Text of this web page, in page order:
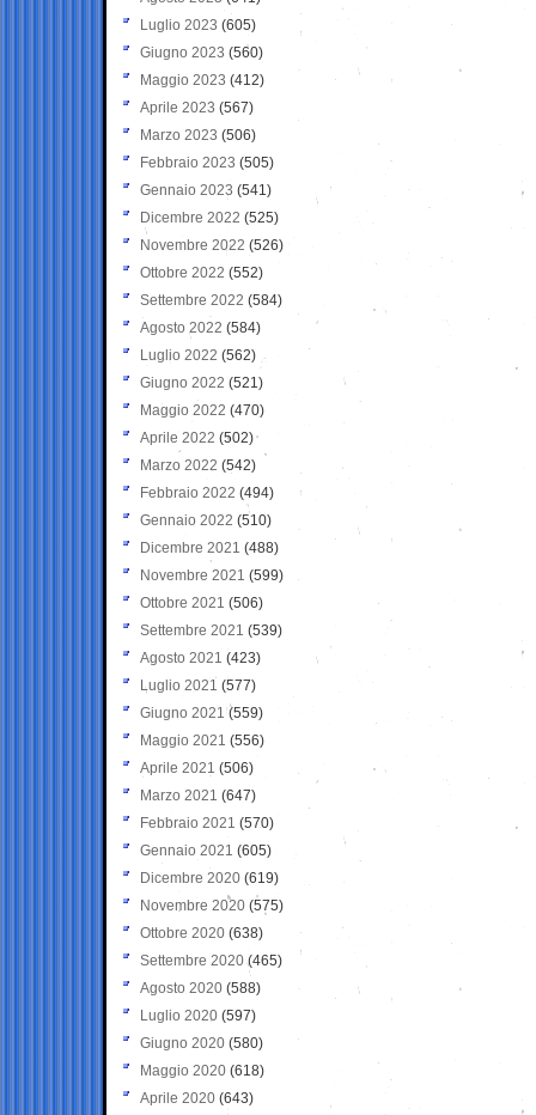
Luglio 2023 (605)
Giugno 2023 (560)
Maggio 2023 (412)
Aprile 2023 (567)
Marzo 2023 (506)
Febbraio 2023 (505)
Gennaio 2023 (541)
Dicembre 2022 (525)
Novembre 2022 (526)
Ottobre 2022 (552)
Settembre 2022 (584)
Agosto 2022 (584)
Luglio 2022 (562)
Giugno 2022 (521)
Maggio 2022 (470)
Aprile 2022 (502)
Marzo 2022 (542)
Febbraio 2022 (494)
Gennaio 2022 (510)
Dicembre 2021 (488)
Novembre 2021 (599)
Ottobre 2021 (506)
Settembre 2021 (539)
Agosto 2021 (423)
Luglio 2021 (577)
Giugno 2021(559)
Maggio 2021 (556)
Aprile 2021 (506)
Marzo 2021 (647)
Febbraio 2021 (570)
Gennaio 2021 (605)
Dicembre 2020 (619)
Novembre 2020 (575)
Ottobre 2020 (638)
Settembre 2020(465)
Agosto 2020 (588)
Luglio 2020 (597)
Giugno 2020 (580)
Maggio 2020 (618)
Aprile 2020 (643)